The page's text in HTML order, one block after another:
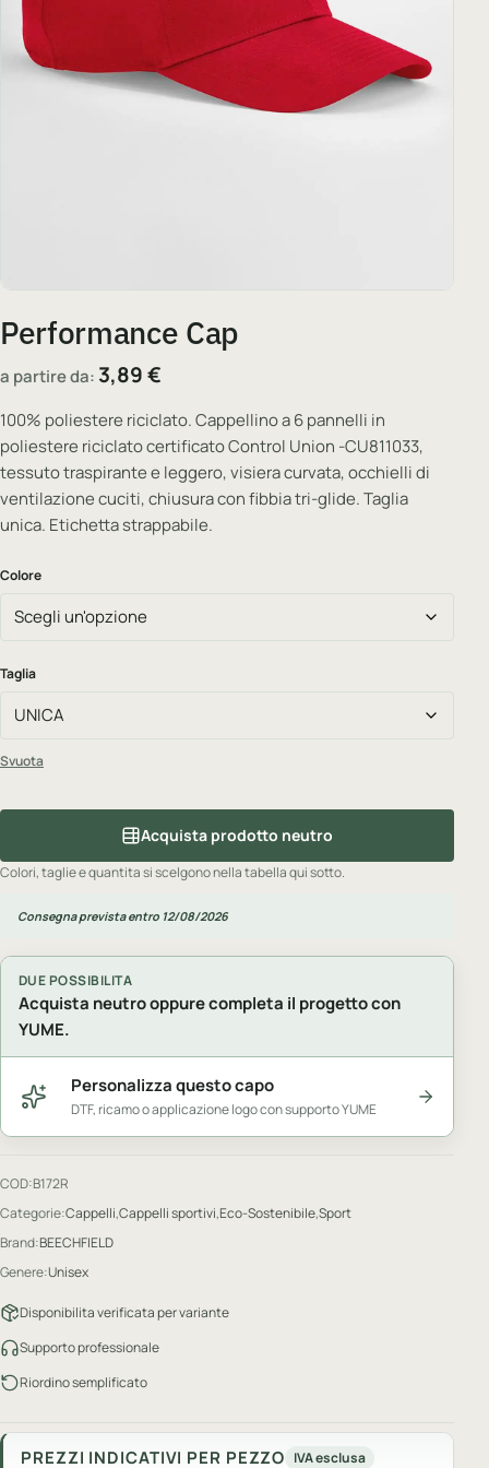
Performance Cap
a partire da: 3,89€
100% poliestere riciclato. Cappellino a 6 pannelli in
poliestere riciclato certificato Control Union -CU811033,
tessuto traspirante e leggero, visiera curvata, occhielli di
ventilazione cuciti, chiusura con fibbia tri-glide. Taglia
unica. Etichetta strappabile.
Colore
Taglia
Svuota
Acquista prodotto neutro
Colori, taglie e quantita si scelgono nella tabella qui sotto.
Consegna prevista entro 12/08/2026
DUE POSSIBILITA
Acquista neutro oppure completa il progetto con
YUME.
Personalizza questo capo
DTF, ricamo o applicazione logo con supporto YUME
COD:B172R
Categorie:Cappelli,Cappelli sportivi,Eco-Sostenibile,Sport
Brand:BEECHFIELD
Genere:Unisex
Disponibilita verificata per variante
Supporto professionale
Riordino semplificato
PREZZI INDICATIVI PER PEZZO IVA esclusa